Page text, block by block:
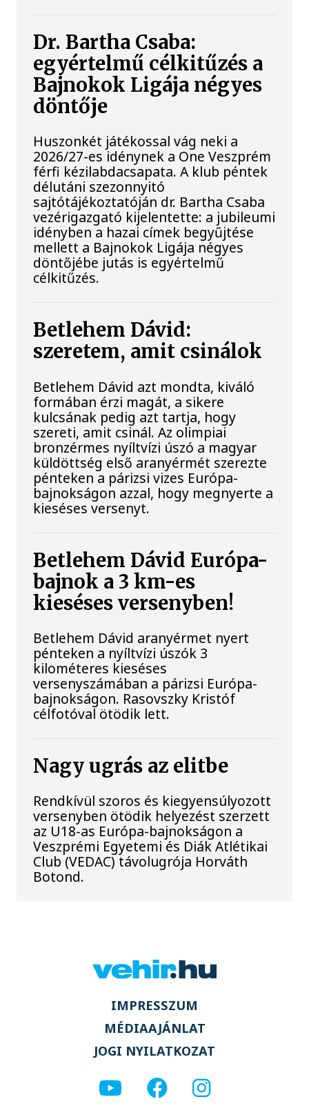
Dr. Bartha Csaba:
egyértelmű célkitűzés a
Bajnokok Ligája négyes
döntője
Huszonkét játékossal vág neki a
2026/27-es idénynek a One Veszprém
férfi kézilabdacsapata. A klub péntek
délutáni szezonnyitó
sajtótájékoztatóján dr. Bartha Csaba
vezérigazgató kijelentette: a jubileumi
idényben a hazai címek begyűjtése
mellett a Bajnokok Ligája négyes
döntőjébe jutás is egyértelmű
célkitűzés.
Betlehem Dávid:
szeretem, amit csinálok
Betlehem Dávid azt mondta, kiváló
formában érzi magát, a sikere
kulcsának pedig azt tartja, hogy
szereti, amit csinál. Az olimpiai
bronzérmes nyíltvízi úszó a magyar
küldöttség első aranyérmét szerezte
pénteken a párizsi vizes Európa-
bajnokságon azzal, hogy megnyerte a
kieséses versenyt.
Betlehem Dávid Európa-
bajnok a 3 km-es
kieséses versenyben!
Betlehem Dávid aranyérmet nyert
pénteken a nyíltvízi úszók 3
kilométeres kieséses
versenyszámában a párizsi Európa-
bajnokságon. Rasovszky Kristóf
célfotóval ötödik lett.
Nagy ugrás az elitbe
Rendkívül szoros és kiegyensúlyozott
versenyben ötödik helyezést szerzett
az U18-as Európa-bajnokságon a
Veszprémi Egyetemi és Diák Atlétikai
Club (VEDAC) távolugrója Horváth
Botond.
IMPRESSZUM
MÉDIAAJÁNLAT
JOGI NYILATKOZAT